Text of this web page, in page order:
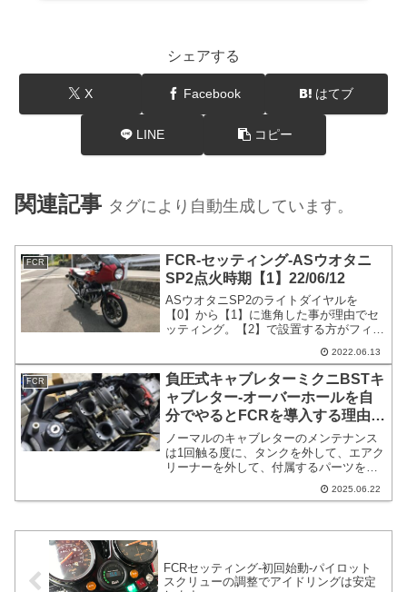
シェアする
X Facebook はてブ
LINE コピー
関連記事 タグにより自動生成しています。
FCR
FCR-セッティング-ASウオタニ
SP2点火時期【1】22/06/12
ASウオタニSP2のライトダイヤルを
【0】から【1】に進角した事が理由でセ
ッティング。【2】で設置する方がフィー
フィーリングではないので【1】でFCRの
セッティングを詰めてから【2】の＋4度
に点火時期を変更しようと考えていま
す。
2022.06.13
FCR
負圧式キャブレターミクニBSTキ
ャブレター-オーバーホールを自
分でやるとFCRを導入する理由が
理解できる
ノーマルのキャブレターのメンテナンス
は1回触る度に、タンクを外して、エアク
リーナーを外して、付属するパーツを外
キャブレターは清掃をして同調を取っ
2025.06.22
FCRセッティング-初回始動-パイロット
スクリューの調整でアイドリングは安定